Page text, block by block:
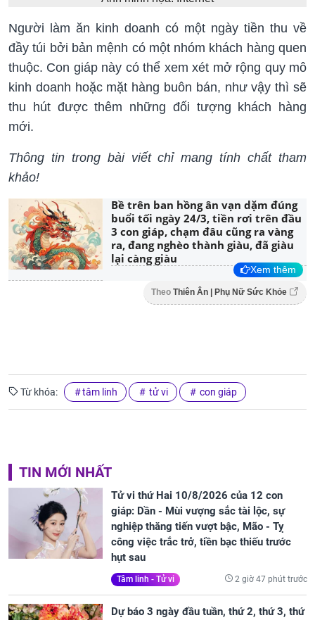
Người làm ăn kinh doanh có một ngày tiền thu về
đầy túi bởi bản mệnh có một nhóm khách hàng quen
thuộc. Con giáp này có thể xem xét mở rộng quy mô
kinh doanh hoặc mặt hàng buôn bán, như vậy thì sẽ
thu hút được thêm những đối tượng khách hàng
mới.
Thông tin trong bài viết chỉ mang tính chất tham
khảo!
Bề trên ban hồng ân vạn dặm đúng
buổi tối ngày 24/3, tiền rơi trên đầu
3 con giáp, chạm đâu cũng ra vàng
ra, đang nghèo thành giàu, đã giàu
lại càng giàu
Xem thêm
Theo Thiên Ân | Phụ Nữ Sức Khỏe
Từ khóa: tâm linh tử vi con giáp
TIN MỚI NHẤT
Tử vi thứ Hai 10/8/2026 của 12 con
giáp: Dần - Mùi vượng sắc tài lộc, sự
nghiệp thăng tiến vượt bậc, Mão - Tỵ
công việc trắc trở, tiền bạc thiếu trước
hụt sau
Tâm linh - Tử vi 2 giờ 47 phút trước
Dự báo 3 ngày đầu tuần, thứ 2, thứ 3, thứ